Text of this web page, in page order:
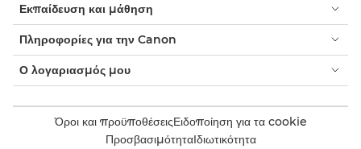
Εκπαίδευση και μάθηση
Πληροφορίες για την Canon
Ο λογαριασμός μου
Όροι και προϋποθέσειςΕιδοποίηση για τα cookie
ΠροσβασιμότηταΙδιωτικότητα